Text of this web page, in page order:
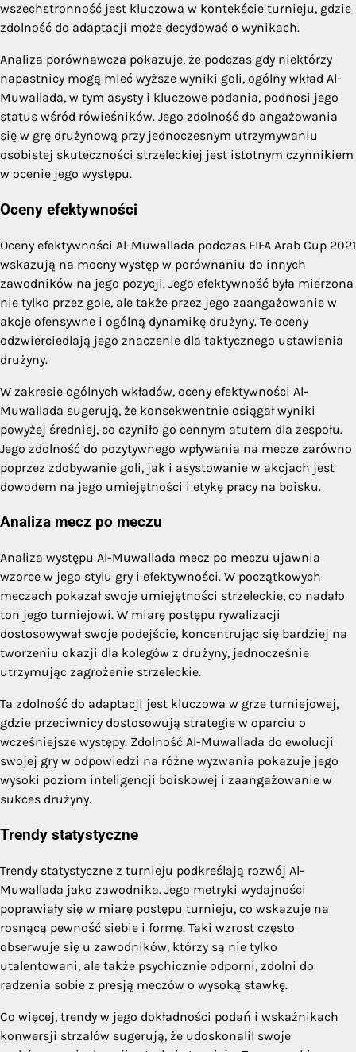
wszechstronność jest kluczowa w kontekście turnieju, gdzie
zdolność do adaptacji może decydować o wynikach.
Analiza porównawcza pokazuje, że podczas gdy niektórzy
napastnicy mogą mieć wyższe wyniki goli, ogólny wkład Al-
Muwallada, w tym asysty i kluczowe podania, podnosi jego
status wśród rówieśników. Jego zdolność do angażowania
się w grę drużynową przy jednoczesnym utrzymywaniu
osobistej skuteczności strzeleckiej jest istotnym czynnikiem
w ocenie jego występu.
Oceny efektywności
Oceny efektywności Al-Muwallada podczas FIFA Arab Cup 2021
wskazują na mocny występ w porównaniu do innych
zawodników na jego pozycji. Jego efektywność była mierzona
nie tylko przez gole, ale także przez jego zaangażowanie w
akcje ofensywne i ogólną dynamikę drużyny. Te oceny
odzwierciedlają jego znaczenie dla taktycznego ustawienia
drużyny.
W zakresie ogólnych wkładów, oceny efektywności Al-
Muwallada sugerują, że konsekwentnie osiągał wyniki
powyżej średniej, co czyniło go cennym atutem dla zespołu.
Jego zdolność do pozytywnego wpływania na mecze zarówno
poprzez zdobywanie goli, jak i asystowanie w akcjach jest
dowodem na jego umiejętności i etykę pracy na boisku.
Analiza mecz po meczu
Analiza występu Al-Muwallada mecz po meczu ujawnia
wzorce w jego stylu gry i efektywności. W początkowych
meczach pokazał swoje umiejętności strzeleckie, co nadało
ton jego turniejowi. W miarę postępu rywalizacji
dostosowywał swoje podejście, koncentrując się bardziej na
tworzeniu okazji dla kolegów z drużyny, jednocześnie
utrzymując zagrożenie strzeleckie.
Ta zdolność do adaptacji jest kluczowa w grze turniejowej,
gdzie przeciwnicy dostosowują strategie w oparciu o
wcześniejsze występy. Zdolność Al-Muwallada do ewolucji
swojej gry w odpowiedzi na różne wyzwania pokazuje jego
wysoki poziom inteligencji boiskowej i zaangażowanie w
sukces drużyny.
Trendy statystyczne
Trendy statystyczne z turnieju podkreślają rozwój Al-
Muwallada jako zawodnika. Jego metryki wydajności
poprawiały się w miarę postępu turnieju, co wskazuje na
rosnącą pewność siebie i formę. Taki wzrost często
obserwuje się u zawodników, którzy są nie tylko
utalentowani, ale także psychicznie odporni, zdolni do
radzenia sobie z presją meczów o wysoką stawkę.
Co więcej, trendy w jego dokładności podań i wskaźnikach
konwersji strzałów sugerują, że udoskonalił swoje